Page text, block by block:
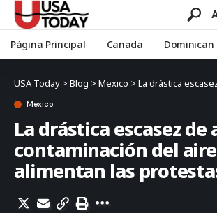
Página Principal Canada Dominican
USA Today > Blog > Mexico > La drástica escasez de agua y la
Mexico
La drástica escasez de
contaminación del aire
alimentan las